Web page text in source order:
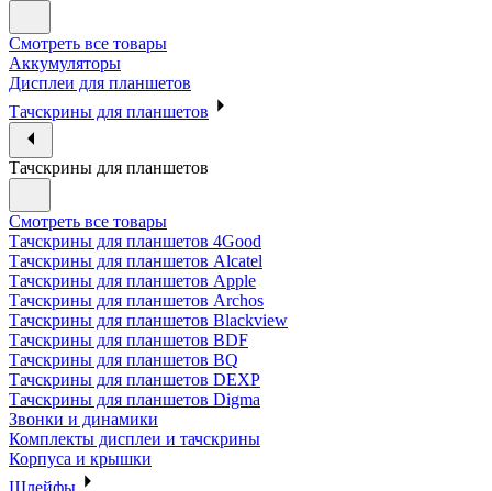
Смотреть все товары
Аккумуляторы
Дисплеи для планшетов
Тачскрины для планшетов
Тачскрины для планшетов
Смотреть все товары
Тачскрины для планшетов 4Good
Тачскрины для планшетов Alcatel
Тачскрины для планшетов Apple
Тачскрины для планшетов Archos
Тачскрины для планшетов Blackview
Тачскрины для планшетов BDF
Тачскрины для планшетов BQ
Тачскрины для планшетов DEXP
Тачскрины для планшетов Digma
Звонки и динамики
Комплекты дисплеи и тачскрины
Корпуса и крышки
Шлейфы